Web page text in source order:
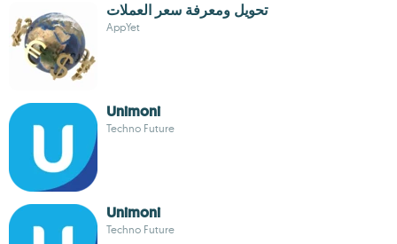
تحويل ومعرفة سعر العملات
AppYet
Unimoni
Techno Future
Unimoni
Techno Future